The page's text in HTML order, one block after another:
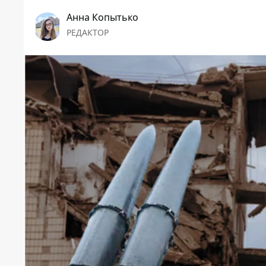
Анна Копытько
РЕДАКТОР